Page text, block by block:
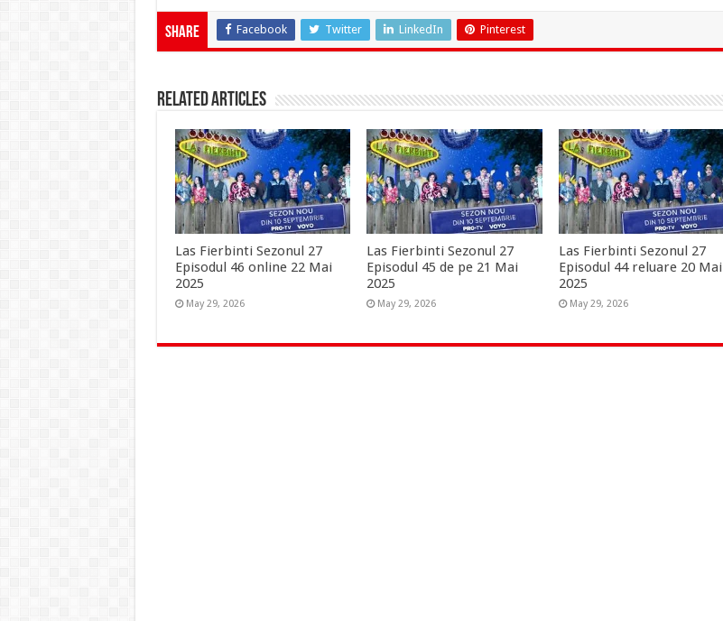
Share Facebook Twitter LinkedIn Pinterest
Related Articles
Las Fierbinti Sezonul 27
Episodul 46 online 22 Mai
2025
May 29, 2026
Las Fierbinti Sezonul 27
Episodul 45 de pe 21 Mai
2025
May 29, 2026
Las Fierbinti Sezonul 27
Episodul 44 reluare 20 Mai
2025
May 29, 2026